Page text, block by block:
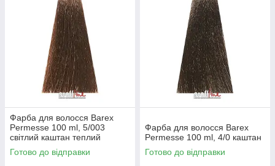
Фарба для волосся Barex
Permesse 100 ml, 5/003
світлий каштан теплий
Готово до відправки
Фарба для волосся Barex
Permesse 100 ml, 4/0 каштан
Готово до відправки